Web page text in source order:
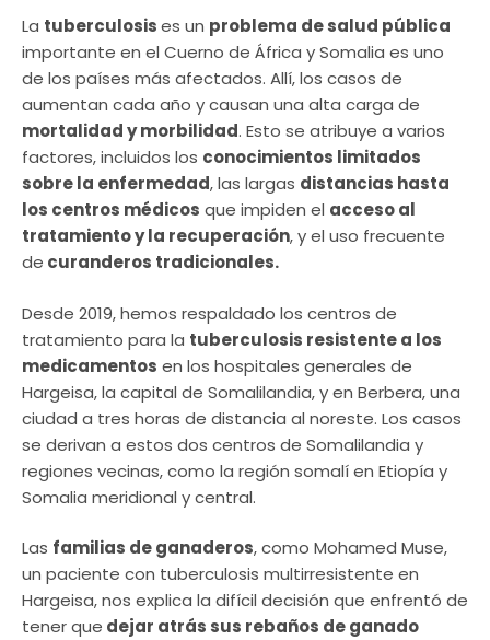
La tuberculosises un problema de salud pública
importante en el Cuerno de África y Somalia es uno
de los países más afectados. Allí, los casos de
aumentan cada año y causan una alta carga de
mortalidad y morbilidad. Esto se atribuye a varios
factores, incluidos los conocimientos limitados
sobre la enfermedad, las largas distancias hasta
los centros médicos que impiden el acceso al
tratamiento y la recuperación, y el uso frecuente
de curanderos tradicionales.
Desde 2019, hemos respaldado los centros de
tratamiento para la tuberculosis resistente a los
medicamentos en los hospitales generales de
Hargeisa, la capital de Somalilandia, y en Berbera, una
ciudad a tres horas de distancia al noreste. Los casos
se derivan a estos dos centros de Somalilandia y
regiones vecinas, como la región somalí en Etiopía y
Somalia meridional y central.
Las familias de ganaderos, como Mohamed Muse,
un paciente con tuberculosis multirresistente en
Hargeisa, nos explica la difícil decisión que enfrentó de
tener que dejar atrás sus rebaños de ganado